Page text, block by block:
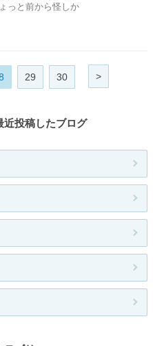
っと前から怪しか
29 30 >
近投稿したブログ